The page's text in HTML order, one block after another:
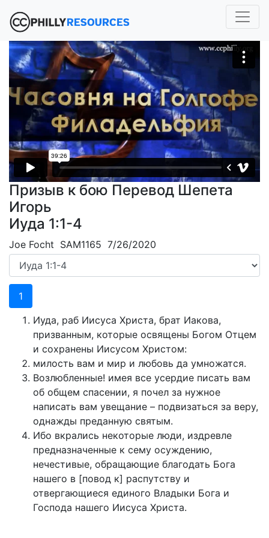
Призыв к бою Перевод Шепета
Игорь
Иуда 1:1-4
Joe Focht SAM1165 7/26/2020
1
Иуда, раб Иисуса Христа, брат Иакова,
призванным, которые освящены Богом Отцем
и сохранены Иисусом Христом:
милость вам и мир и любовь да умножатся.
Возлюбленные! имея все усердие писать вам
об общем спасении, я почел за нужное
написать вам увещание – подвизаться за веру,
однажды преданную святым.
Ибо вкрались некоторые люди, издревле
предназначенные к сему осуждению,
нечестивые, обращающие благодать Бога
нашего в [повод к] распутству и
отвергающиеся единого Владыки Бога и
Господа нашего Иисуса Христа.